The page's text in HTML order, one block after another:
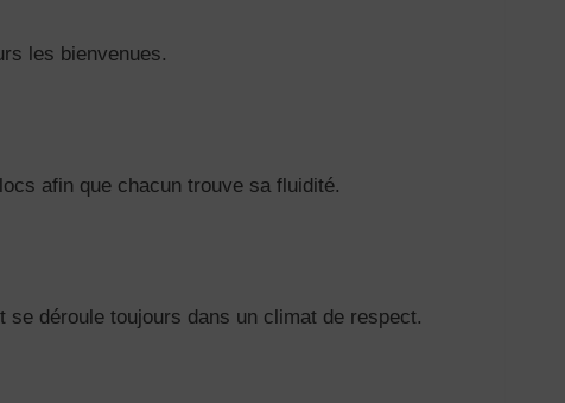
les bienvenues.
afin que chacun trouve sa fluidité.
se déroule toujours dans un climat de respect.